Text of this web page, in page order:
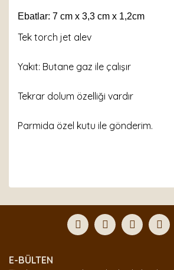
Ebatlar: 7 cm x 3,3 cm x 1,2cm
Tek torch jet alev
Yakıt: Butane gaz ile çalışır
Tekrar dolum özelliği vardır
Parmida özel kutu ile gönderim.
Yorum Yaz
formunu kullanarak tarafımıza
Görüş ve önerileriniz için teşekkür
Ürün açıklamasında eksik bilgiler
E-BÜLTEN